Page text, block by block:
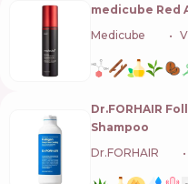
medicube Red
Medicube
Dr.FORHAIR
Shampoo
Dr.FORHAIR